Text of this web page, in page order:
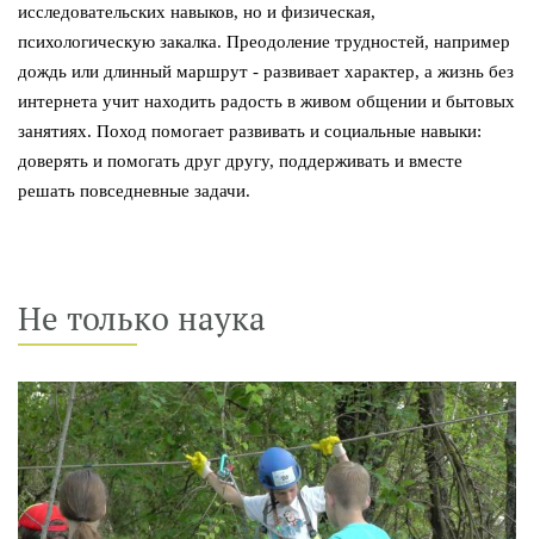
исследовательских навыков, но и физическая,
психологическую закалка. Преодоление трудностей, например
дождь или длинный маршрут - развивает характер, а жизнь без
интернета учит находить радость в живом общении и бытовых
занятиях. Поход помогает развивать и социальные навыки:
доверять и помогать друг другу, поддерживать и вместе
решать повседневные задачи.
Не только наука